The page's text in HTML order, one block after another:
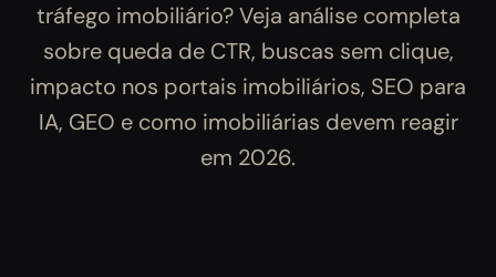
tráfego imobiliário? Veja análise completa
sobre queda de CTR, buscas sem clique,
impacto nos portais imobiliários, SEO para
IA, GEO e como imobiliárias devem reagir
em 2026.